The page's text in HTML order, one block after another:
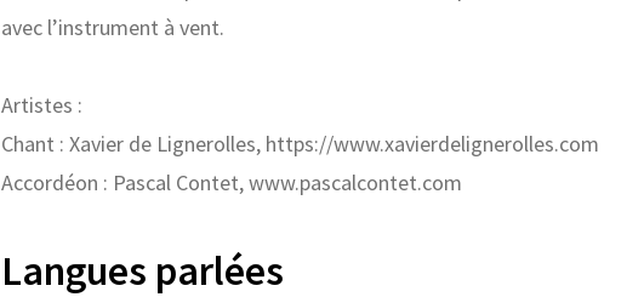
avec l’instrument à vent.
Artistes :
Chant : Xavier de Lignerolles, https://www.xavierdelignerolles.com
Accordéon : Pascal Contet, www.pascalcontet.com
Langues parlées